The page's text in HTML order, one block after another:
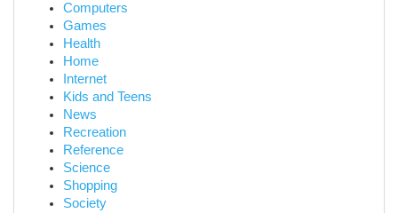
Computers
Games
Health
Home
Internet
Kids and Teens
News
Recreation
Reference
Science
Shopping
Society